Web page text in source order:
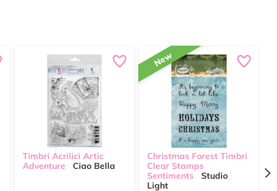
Timbri Acrilici Artic
Adventure
Ciao Bella
New
Christmas Forest Timbri
Clear Stamps
Sentiments
Studio
Light